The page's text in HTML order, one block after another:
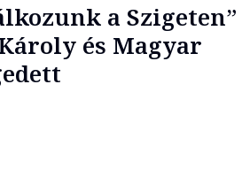
a Szigeten”
és Magyar